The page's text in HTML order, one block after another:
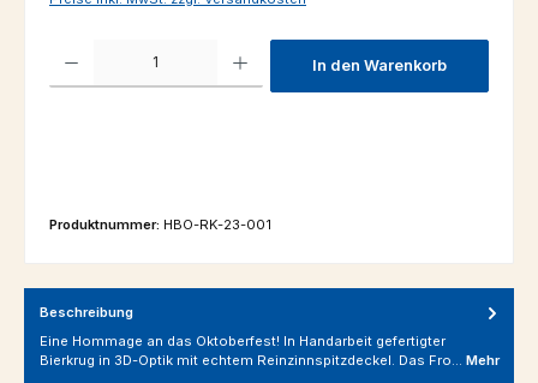
Produkt Anzahl: Gib den gewünschten Wert ein oder benutze die
In den Warenkorb
Produktnummer: HBO-RK-23-001
Beschreibung
Eine Hommage an das Oktoberfest! In Handarbeit gefertigter
Bierkrug in 3D-Optik mit echtem Reinzinnspitzdeckel. Das Fro… Mehr